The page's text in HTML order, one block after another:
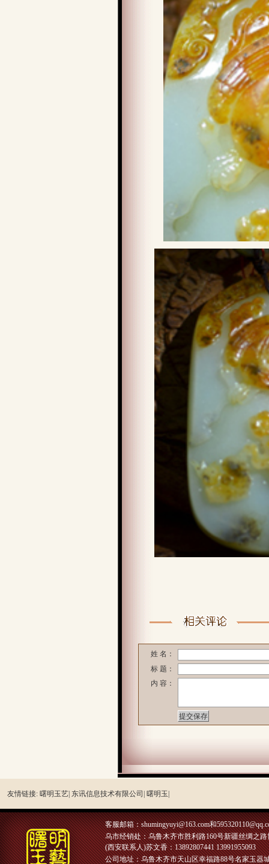
姓 名：
标 题：
内 容：
友情链接: 曙明玉艺| 东讯信息技术有限公司| 曙明玉|
客服邮箱：shumingyuyi@163.com和
乌市经销处：乌鲁木齐市胜利路160号新疆丝绸之
(西安联系人)苏文香：13892807441 13991955093
公司地址：乌鲁木齐市天山区幸福路88号名家玉